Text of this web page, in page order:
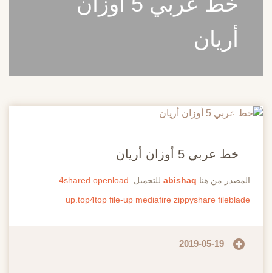
أريان
20
خط عربي 5 أوزان أريان
المصدر من هنا abishaq للتحميل 4shared openload.
up.top4top file-up mediafire zippyshare fileblade
2019-05-19